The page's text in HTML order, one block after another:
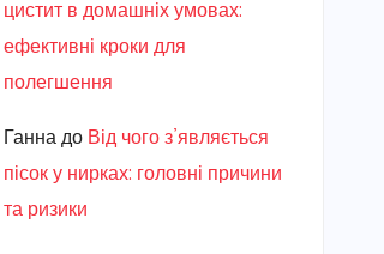
цистит в домашніх умовах:
ефективні кроки для
полегшення
Ганнадо Від чого з’являється
пісок у нирках: головні причини
та ризики